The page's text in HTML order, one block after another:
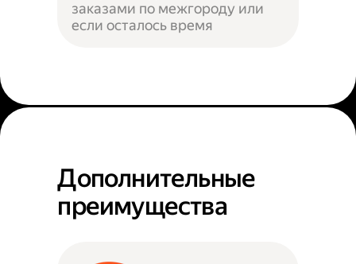
заказами по межгороду или
если осталось время
Дополнительные
преимущества